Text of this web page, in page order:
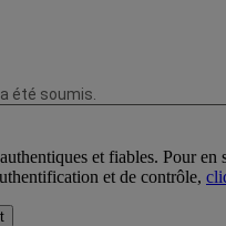
et fiables. Pour en
et de contrôle,